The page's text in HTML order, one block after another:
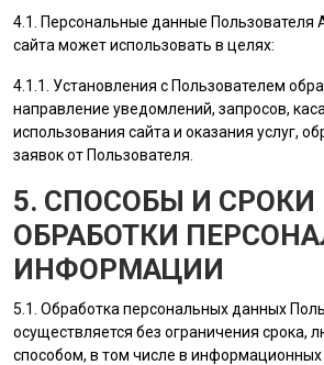
4.1. Персональные данные Пользователя
сайта может использовать в целях:
4.1.1. Установления с Пользователем
направление уведомлений, запросов,
использования сайта и оказания услуг,
заявок от Пользователя
5. СПОСОБЫ И СРОКИ
ОБРАБОТКИ
ИНФОРМАЦИИ
5.1. Обработка персональных данных
осуществляется без ограничения срока,
способом, в том числе в информационных